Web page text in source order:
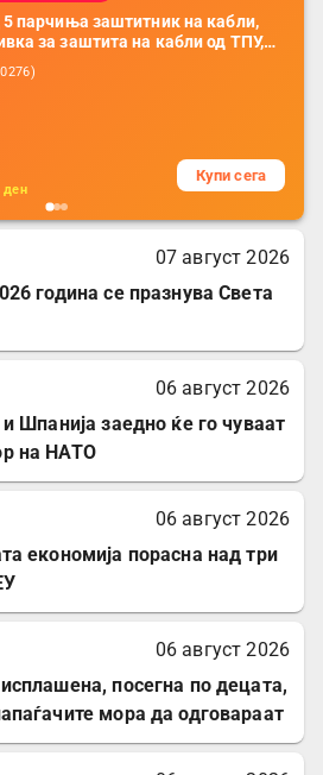
5 парчиња заштитник на кабли,
за заштита на кабли од ТПУ,
за заштита на кабли, без
за мобилни телефони, комплет
)
ден
Купи сега
07 август 2026
година се празнува Света
06 август 2026
и Шпанија заедно ќе го чуваат
на НАТО
06 август 2026
економија порасна над три
06 август 2026
посегна по децата,
мора да одговараат